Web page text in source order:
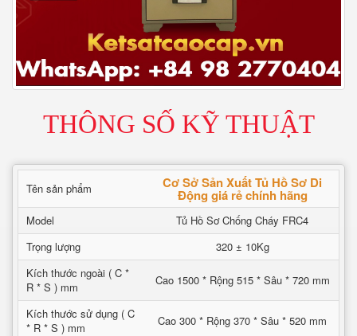
THÔNG SỐ KỸ THUẬT
Tên sản phẩm Cơ Sở Sản Xuất Tủ Hồ Sơ Di
Động giá rẻ chính hãng
Model
Tủ Hồ Sơ Chống Cháy FRC4
Trọng lượng
320 ± 10Kg
Kích thước ngoài ( C *
R * S ) mm
Cao 1500 * Rộng 515 * Sâu * 720 mm
Kích thước sử dụng ( C
* R * S ) mm
Cao 300 * Rộng 370 * Sâu * 520 mm